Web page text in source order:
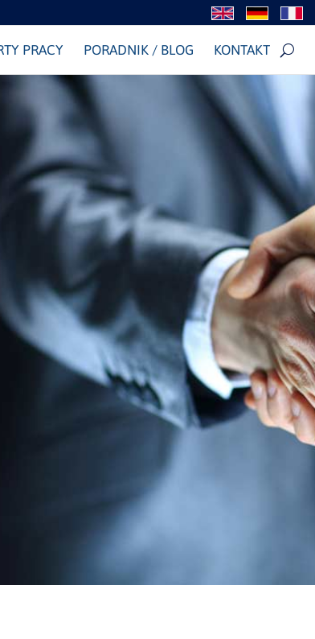
PRACY PORADNIK / BLOG KONTAKT